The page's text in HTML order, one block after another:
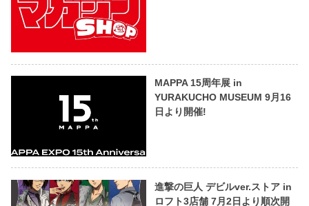
MAPPA 15周年展 in
YURAKUCHO MUSEUM 9月16
日より開催!
進撃の巨人 デビルver.ストア in
ロフト3店舗 7月2日より順次開